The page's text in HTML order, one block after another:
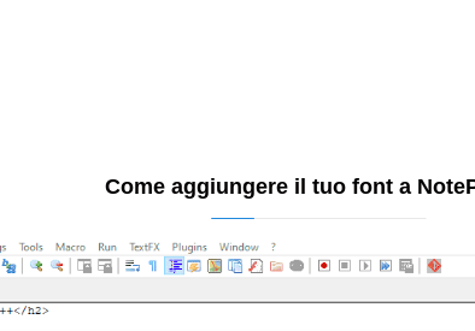
Come aggiungere il tuo font a